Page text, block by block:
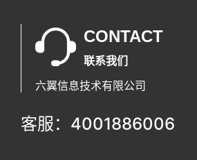
CONTACT
联系我们
六翼信息技术有限公司
客服：4001886006